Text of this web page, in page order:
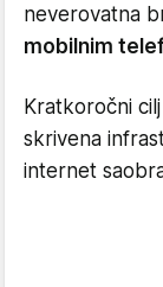
neverovatna
mobilnim
Kratkoročni
skrivena
internet